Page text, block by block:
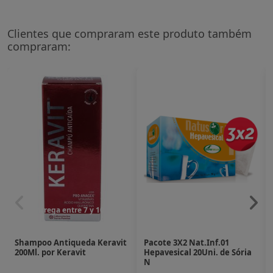
Clientes que compraram este produto também
compraram:
Entrega entre 7 y 10 dias
Shampoo Antiqueda Keravit
200Ml. por Keravit
Entrega entre 7 y 10 dias
Pacote 3X2 Nat.Inf.01
Hepavesical 20Uni. de Sória
N